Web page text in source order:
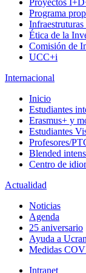
Proyectos
Programa
Ética de la
Comisión de
UCC+i
Internacional
Inicio
Estudiantes
Erasmus+ y
Estudiantes
Profesores/
Blended
Centro de
Actualidad
Noticias
Agenda
25 aniversario
Ayuda a
Medidas
Intranet